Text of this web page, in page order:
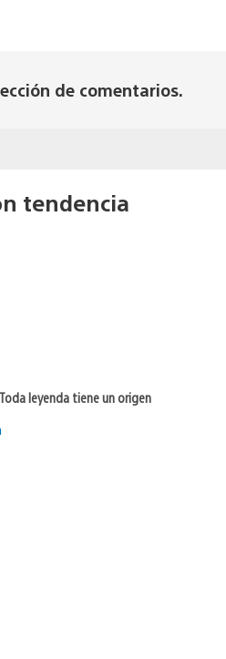
de comentarios.
tendencia
leyenda tiene un origen